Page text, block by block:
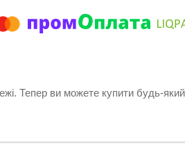
Тепер ви можете купити будь-